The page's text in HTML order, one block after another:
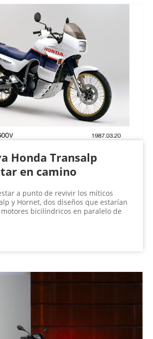
Honda Transalp
en camino
a punto de revivir los míticos
y Hornet, dos diseños que estarían
bicilíndricos en paralelo de